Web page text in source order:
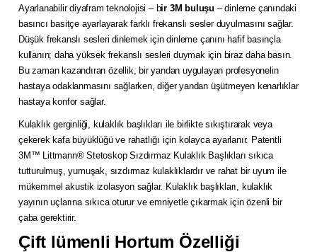
Ayarlanabilir diyafram teknolojisi – bir 3M buluşu – dinleme çanındaki
basıncı basitçe ayarlayarak farklı frekanslı sesler duyulmasını sağlar.
Düşük frekanslı sesleri dinlemek için dinleme çanını hafif basınçla
kullanın; daha yüksek frekanslı sesleri duymak için biraz daha basın.
Bu zaman kazandıran özellik, bir yandan uygulayan profesyonelin
hastaya odaklanmasını sağlarken, diğer yandan üşütmeyen kenarlıklar
hastaya konfor sağlar.
Kulaklık gerginliği, kulaklık başlıkları ile birlikte sıkıştırarak veya
çekerek kafa büyüklüğü ve rahatlığı için kolayca ayarlanır. Patentli
3M™ Littmann® Stetoskop Sızdırmaz Kulaklık Başlıkları sıkıca
tutturulmuş, yumuşak, sızdırmaz kulaklıklardır ve rahat bir uyum ile
mükemmel akustik izolasyon sağlar. Kulaklık başlıkları, kulaklık
yayının uçlarına sıkıca oturur ve emniyetle çıkarmak için özenli bir
çaba gerektirir.
Çift lümenli Hortum Özelliği